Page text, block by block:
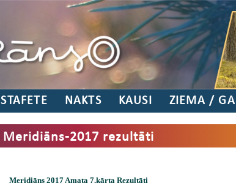
STAFETE NAKTS KAUSI ZIEMA /
Meridiāns-2017 rezultāti
Meridiāns 2017 Amata 7.kārta Rezultāti